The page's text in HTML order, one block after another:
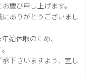
慶び申し上げます。
ありがとうございまし
始休暇のため、
下さいますよう、宜し